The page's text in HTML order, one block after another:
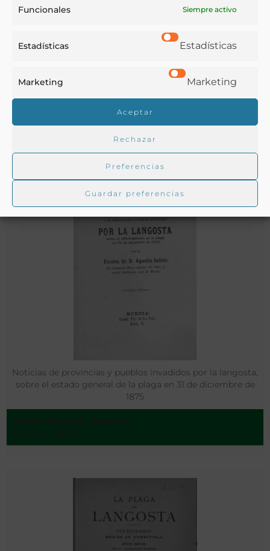
Funcionales Siempre activo
Estadísticas Estadísticas
Marketing Marketing
Aceptar
Rechazar
Preferencias
Guardar preferencias
Memoria acerca de la langosta en Cuenca
Noticias de provincias y pueblos invadidos por la langosta,
sobre el estado general de la plaga en 31 de diciembre de
1875